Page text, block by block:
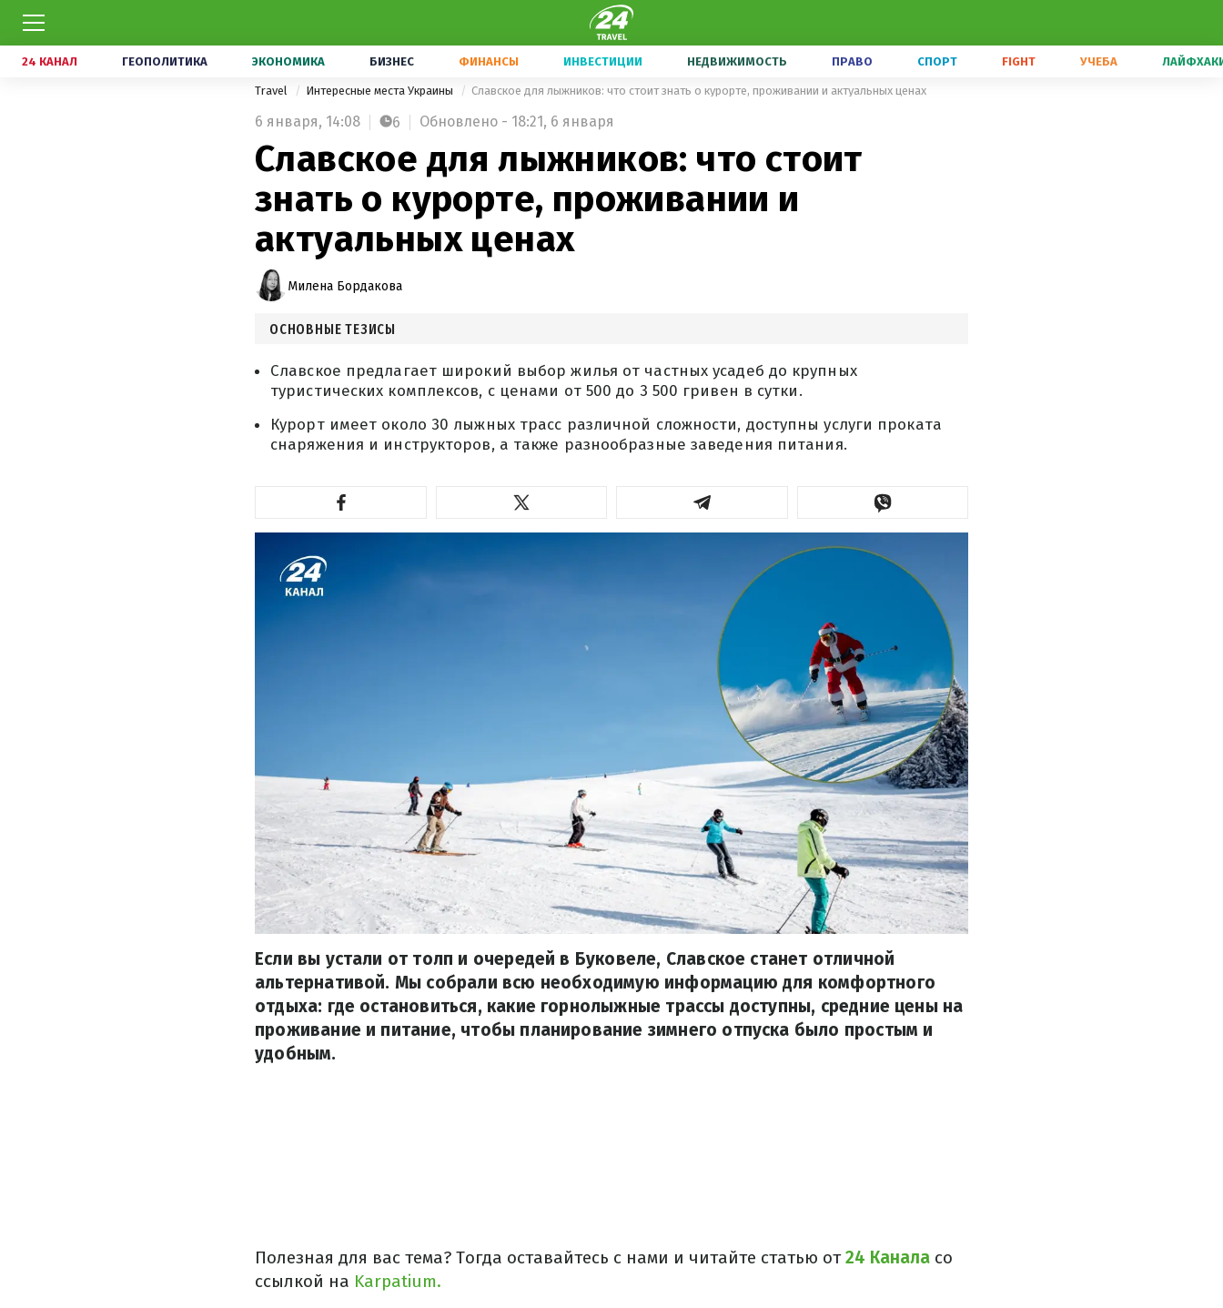
24 КАНАЛ ГЕОПОЛИТИКА ЭКОНОМИКА БИЗНЕС ФИНАНСЫ ИНВЕСТИЦИИ НЕДВИЖИМОСТЬ ПРАВО СПОРТ FIGHT УЧЕБА
Travel Интересные места Украины Славское для лыжников: что стоит знать о курорте, проживании и актуальных ценах
6 января, 14:08 6 Обновлено - 18:21, 6 января
Славское для лыжников: что стоит
знать о курорте, проживании и
актуальных ценах
Милена Бордакова
ОСНОВНЫЕ ТЕЗИСЫ
Славское предлагает широкий выбор жилья от частных усадеб до крупных
туристических комплексов, с ценами от 500 до 3 500 гривен в сутки.
Курорт имеет около 30 лыжных трасс различной сложности, доступны услуги проката
снаряжения и инструкторов, а также разнообразные заведения питания.
Если вы устали от толп и очередей в Буковеле, Славское станет отличной
альтернативой. Мы собрали всю необходимую информацию для комфортного
отдыха: где остановиться, какие горнолыжные трассы доступны, средние цены на
проживание и питание, чтобы планирование зимнего отпуска было простым и
удобным.
Полезная для вас тема? Тогда оставайтесь с нами и читайте статью от24 Канала со
ссылкой на Karpatium.